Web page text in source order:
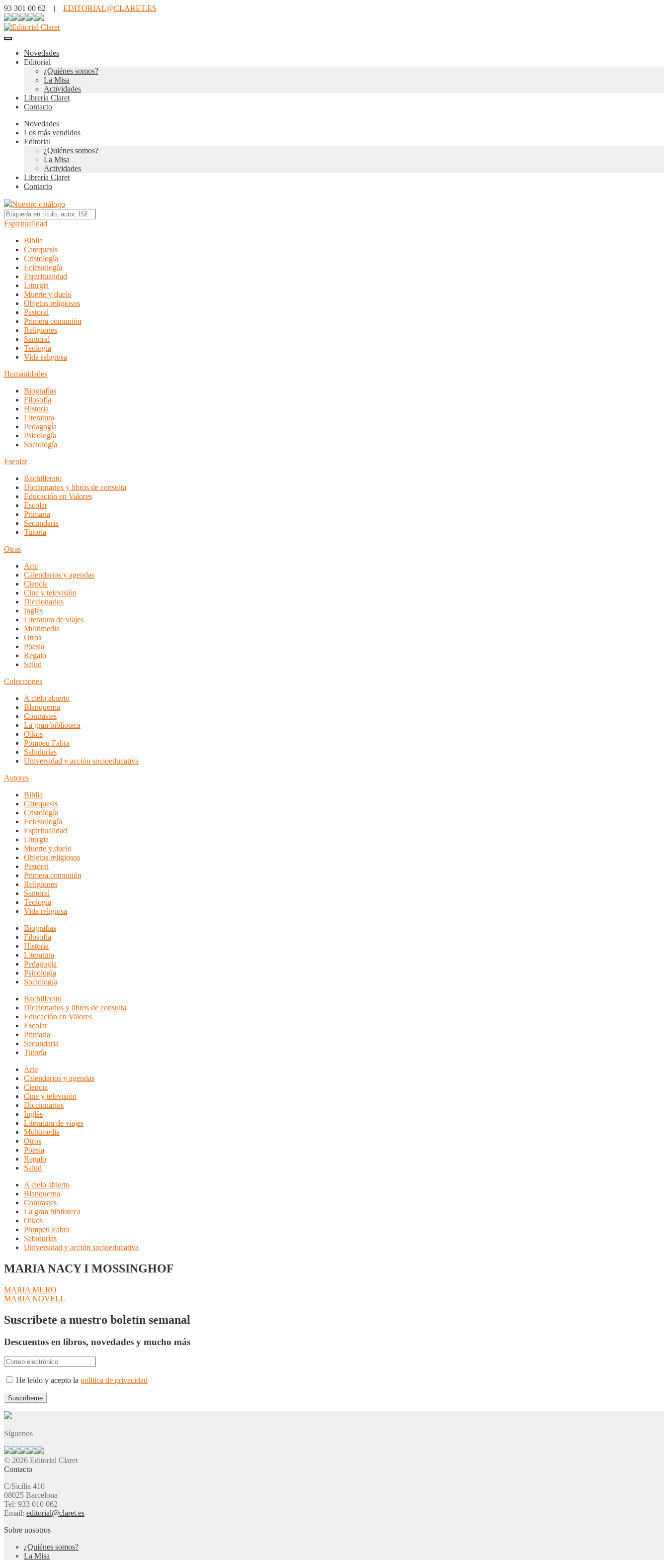
93 301 00 62 | EDITORIAL@CLARET.ES
Novedades
Editorial
¿Quiénes somos?
La Misa
Actividades
Librería Claret
Contacto
Novedades
Los más vendidos
Editorial
¿Quiénes somos?
La Misa
Actividades
Librería Claret
Contacto
Nuestro catálogo
Espiritualidad
Biblia
Catequesis
Cristología
Eclesiología
Espiritualidad
Liturgia
Muerte y duelo
Objetos religiosos
Pastoral
Primera comunión
Religiones
Santoral
Teología
Vida religiosa
Humanidades
Biografías
Filosofía
Historia
Literatura
Pedagogía
Psicología
Sociología
Escolar
Bachillerato
Diccionarios y libros de consulta
Educación en Valores
Escolar
Primaria
Secundaria
Tutoría
Otras
Arte
Calendarios y agendas
Ciencia
Cine y televisión
Diccionarios
Inglés
Literatura de viajes
Multimedia
Otros
Poesia
Regalo
Salud
Colecciones
A cielo abierto
Blanquerna
Contrastes
La gran biblioteca
Oikos
Pompeu Fabra
Sabidurías
Universidad y acción socioeducativa
Autores
Biblia
Catequesis
Cristología
Eclesiología
Espiritualidad
Liturgia
Muerte y duelo
Objetos religiosos
Pastoral
Primera comunión
Religiones
Santoral
Teología
Vida religiosa
Biografías
Filosofía
Historia
Literatura
Pedagogía
Psicología
Sociología
Bachillerato
Diccionarios y libros de consulta
Educación en Valores
Escolar
Primaria
Secundaria
Tutoría
Arte
Calendarios y agendas
Ciencia
Cine y televisión
Diccionarios
Inglés
Literatura de viajes
Multimedia
Otros
Poesia
Regalo
Salud
A cielo abierto
Blanquerna
Contrastes
La gran biblioteca
Oikos
Pompeu Fabra
Sabidurías
Universidad y acción socioeducativa
MARIA NACY I MOSSINGHOF
Navegación
de
entradas
Anterior:
MARIA MURO
Siguiente:
MARIA NOVELL
Suscríbete a nuestro boletín semanal
Descuentos en libros, novedades y mucho más
He leído y acepto la política de privacidad
Síguenos
© 2026 Editorial Claret
Contacto
C/Sicília 410
08025 Barcelona
Tel: 933 010 062
Email: editorial@claret.es
Sobre nosotros
¿Quiénes somos?
La Misa